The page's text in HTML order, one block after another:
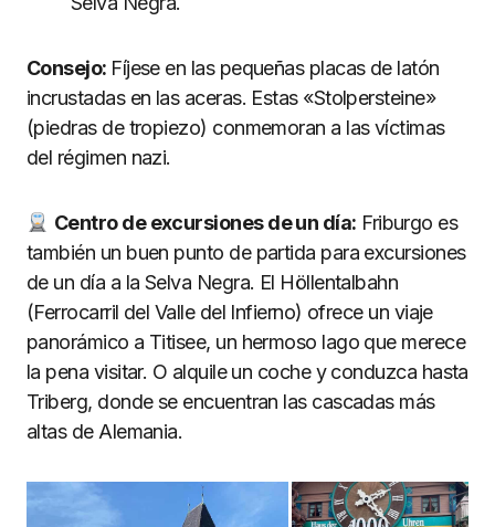
Consejo: Fíjese en las pequeñas placas de latón
incrustadas en las aceras. Estas «Stolpersteine»
(piedras de tropiezo) conmemoran a las víctimas
del régimen nazi.
Centro de excursiones de un día: Friburgo es
también un buen punto de partida para excursiones
de un día a la Selva Negra. El Höllentalbahn
(Ferrocarril del Valle del Infierno) ofrece un viaje
panorámico a Titisee, un hermoso lago que merece
la pena visitar. O alquile un coche y conduzca hasta
Triberg, donde se encuentran las cascadas más
altas de Alemania.